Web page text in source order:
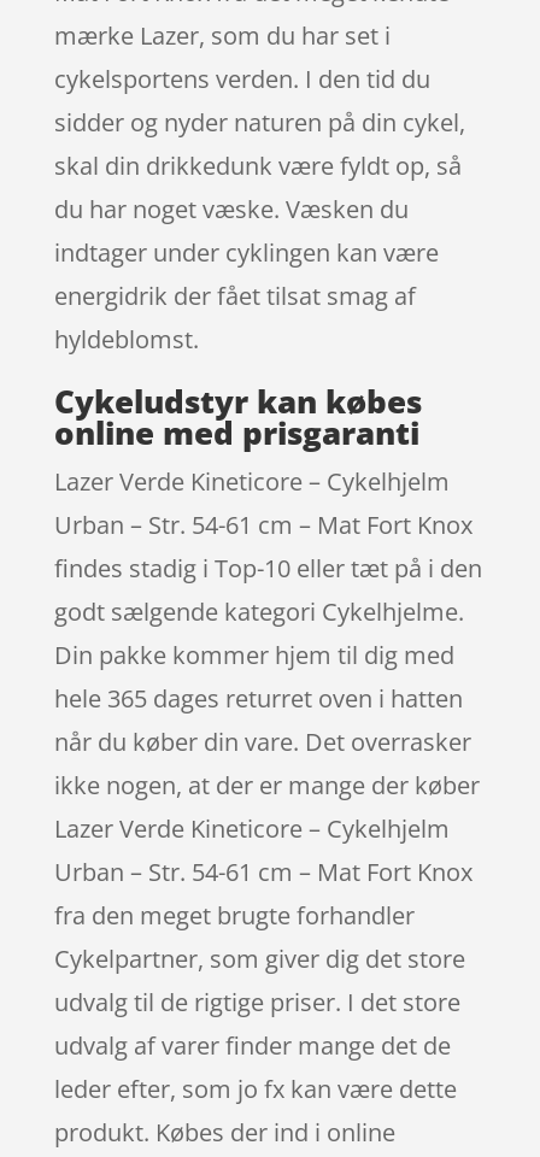
mærke Lazer, som du har set i
cykelsportens verden. I den tid du
sidder og nyder naturen på din cykel,
skal din drikkedunk være fyldt op, så
du har noget væske. Væsken du
indtager under cyklingen kan være
energidrik der fået tilsat smag af
hyldeblomst.
Cykeludstyr kan købes
online med prisgaranti
Lazer Verde Kineticore – Cykelhjelm
Urban – Str. 54-61 cm – Mat Fort Knox
findes stadig i Top-10 eller tæt på i den
godt sælgende kategori Cykelhjelme.
Din pakke kommer hjem til dig med
hele 365 dages returret oven i hatten
når du køber din vare. Det overrasker
ikke nogen, at der er mange der køber
Lazer Verde Kineticore – Cykelhjelm
Urban – Str. 54-61 cm – Mat Fort Knox
fra den meget brugte forhandler
Cykelpartner, som giver dig det store
udvalg til de rigtige priser. I det store
udvalg af varer finder mange det de
leder efter, som jo fx kan være dette
produkt. Købes der ind i online